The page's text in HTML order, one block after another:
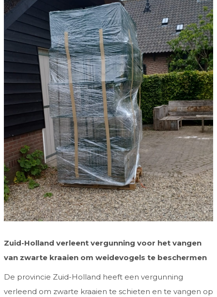
Zuid-Holland verleent vergunning voor het vangen
van zwarte kraaien om weidevogels te beschermen
De provincie Zuid-Holland heeft een vergunning
verleend om zwarte kraaien te schieten en te vangen op